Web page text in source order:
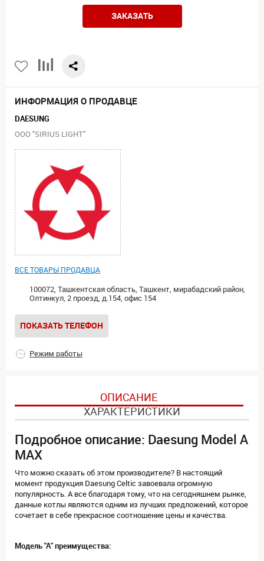
ЗАКАЗАТЬ
ИНФОРМАЦИЯ О ПРОДАВЦЕ
DAESUNG
ООО "SIRIUS LIGHT"
ВСЕ ТОВАРЫ ПРОДАВЦА
100072, Ташкентская область, Ташкент, мирабадский район,
Олтинкул, 2 проезд, д.154, офис 154
ПОКАЗАТЬ ТЕЛЕФОН
Режим работы
ОПИСАНИЕ
ХАРАКТЕРИСТИКИ
Подробное описание: Daesung Model А
MAX
Что можно сказать об этом производителе? В настоящий
момент продукция Daesung Celtic завоевала огромную
популярность. А все благодаря тому, что на сегодняшнем рынке,
данные котлы являются одним из лучших предложений, которое
сочетает в себе прекрасное соотношение цены и качества.
Модель "А" преимущества: